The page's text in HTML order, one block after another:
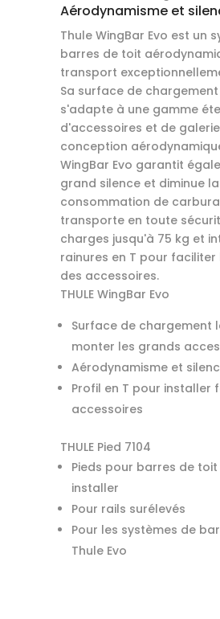
Aérodynamisme et
Thule WingBar Evo est un
barres de toit
transport
Sa surface de
s'adapte à une gamme
d'accessoires et de
conception
WingBar Evo garantit
grand silence et diminue la
consommation de
transporte en toute
charges jusqu'à 75 kg et
rainures en T pour
des accessoires.
THULE WingBar Evo
Surface de chargement
monter les grands
Aérodynamisme et
Profil en T pour installer
accessoires
THULE Pied 7104
Pieds pour barres de
installer
Pour rails surélevés
Pour les systèmes de
Thule Evo